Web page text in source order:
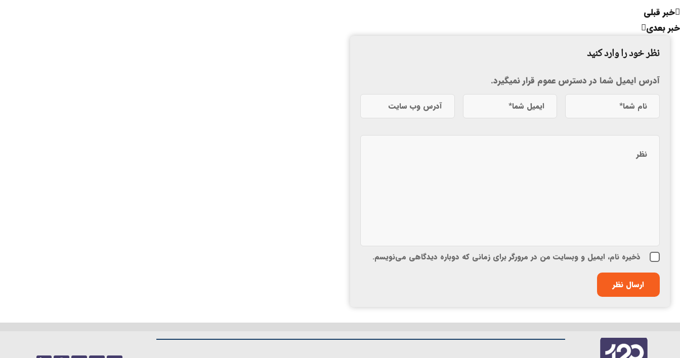
خبر قبلی
خبر بعدی
نظر خود را وارد کنید
آدرس ایمیل شما در دسترس عموم قرار نمیگیرد.
ذخیره نام، ایمیل و وبسایت من در مرورگر برای زمانی که دوباره دیدگاهی می‌نویسم.